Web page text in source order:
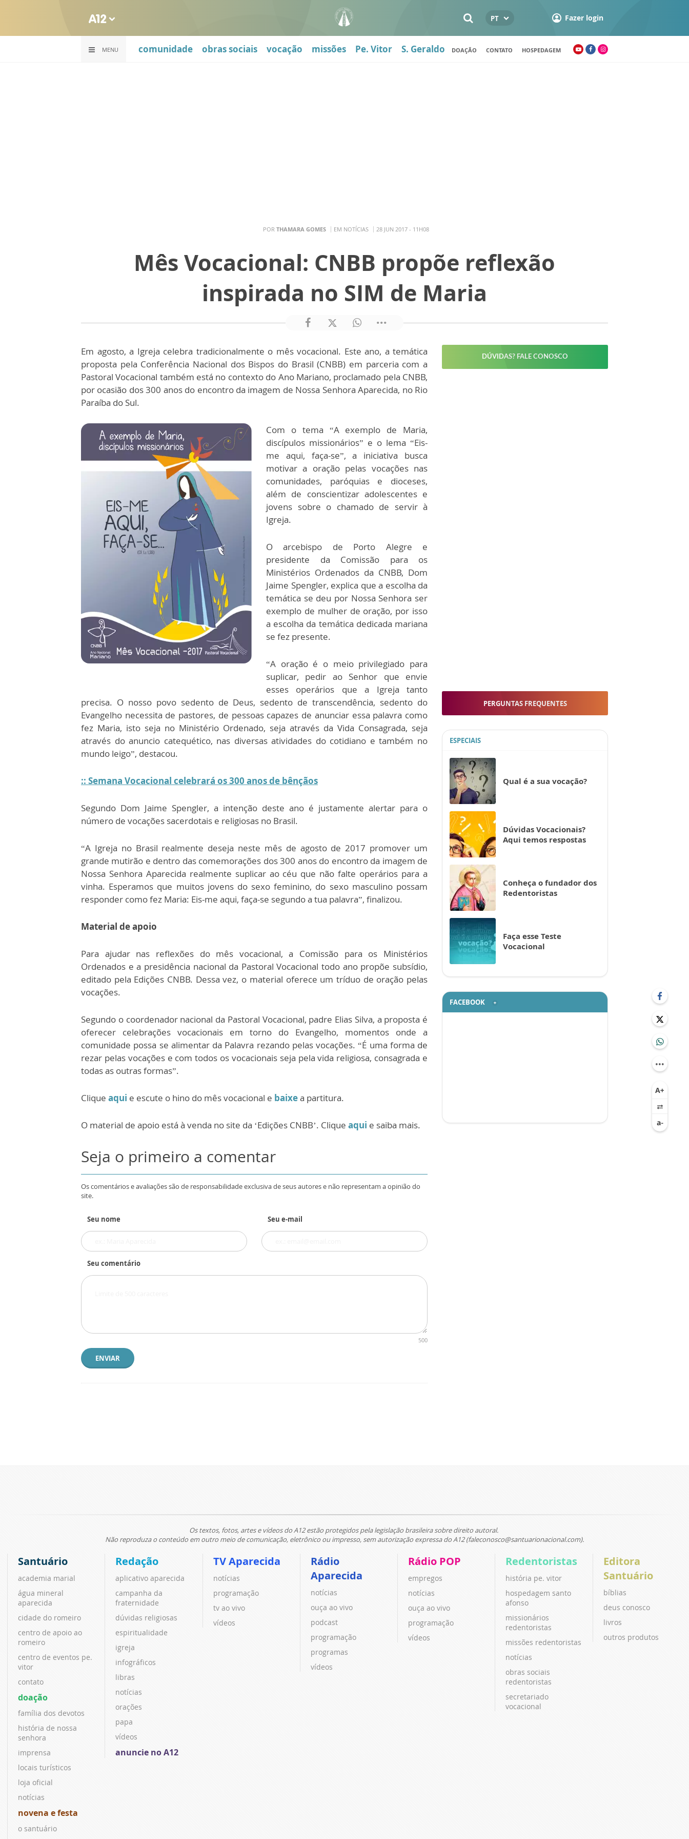
PT Fazer login
MENU comunidade obras sociais vocação missões Pe. Vitor S. Geraldo DOAÇÃO CONTATO HOSPEDAGEM
POR THAMARA GOMES EM NOTÍCIAS 28 JUN 2017 - 11H08
Mês Vocacional: CNBB propõe reflexão
inspirada no SIM de Maria
Em agosto, a Igreja celebra tradicionalmente o mês vocacional. Este ano, a temática
proposta pela Conferência Nacional dos Bispos do Brasil (CNBB) em parceria com a
Pastoral Vocacional também está no contexto do Ano Mariano, proclamado pela CNBB,
por ocasião dos 300 anos do encontro da imagem de Nossa Senhora Aparecida, no Rio
Paraíba do Sul.
Com o tema “A exemplo de Maria,
discípulos missionários” e o lema “Eis-
me aqui, faça-se”, a iniciativa busca
motivar a oração pelas vocações nas
comunidades, paróquias e dioceses,
além de conscientizar adolescentes e
jovens sobre o chamado de servir à
Igreja.
O arcebispo de Porto Alegre e
presidente da Comissão para os
Ministérios Ordenados da CNBB, Dom
Jaime Spengler, explica que a escolha da
temática se deu por Nossa Senhora ser
exemplo de mulher de oração, por isso
a escolha da temática dedicada mariana
se fez presente.
“A oração é o meio privilegiado para
suplicar, pedir ao Senhor que envie
esses operários que a Igreja tanto
precisa. O nosso povo sedento de Deus, sedento de transcendência, sedento do
Evangelho necessita de pastores, de pessoas capazes de anunciar essa palavra como
fez Maria, isto seja no Ministério Ordenado, seja através da Vida Consagrada, seja
através do anuncio catequético, nas diversas atividades do cotidiano e também no
mundo leigo”, destacou.
:: Semana Vocacional celebrará os 300 anos de bênçãos
Segundo Dom Jaime Spengler, a intenção deste ano é justamente alertar para o
número de vocações sacerdotais e religiosas no Brasil.
“A Igreja no Brasil realmente deseja neste mês de agosto de 2017 promover um
grande mutirão e dentro das comemorações dos 300 anos do encontro da imagem de
Nossa Senhora Aparecida realmente suplicar ao céu que não falte operários para a
vinha. Esperamos que muitos jovens do sexo feminino, do sexo masculino possam
responder como fez Maria: Eis-me aqui, faça-se segundo a tua palavra”, finalizou.
Material de apoio
Para ajudar nas reflexões do mês vocacional, a Comissão para os Ministérios
Ordenados e a presidência nacional da Pastoral Vocacional todo ano propõe subsídio,
editado pela Edições CNBB. Dessa vez, o material oferece um tríduo de oração pelas
vocações.
Segundo o coordenador nacional da Pastoral Vocacional, padre Elias Silva, a proposta é
oferecer celebrações vocacionais em torno do Evangelho, momentos onde a
comunidade possa se alimentar da Palavra rezando pelas vocações. “É uma forma de
rezar pelas vocações e com todos os vocacionais seja pela vida religiosa, consagrada e
todas as outras formas”.
Clique aqui e escute o hino do mês vocacional e baixea partitura.
O material de apoio está à venda no site da ‘Edições CNBB’. Clique aqui e saiba mais.
Seja o primeiro a comentar
Os comentários e avaliações são de responsabilidade exclusiva de seus autores e não representam a opinião do
site.
Seu nome Seu e-mail
Seu comentário
500
ENVIAR
DÚVIDAS? FALE CONOSCO
PERGUNTAS FREQUENTES
ESPECIAIS
Qual é a sua vocação?
Dúvidas Vocacionais?
Aqui temos respostas
Conheça o fundador dos
Redentoristas
Faça esse Teste
Vocacional
FACEBOOK
Os textos, fotos, artes e vídeos do A12 estão protegidos pela legislação brasileira sobre direito autoral.
Não reproduza o conteúdo em outro meio de comunicação, eletrônico ou impresso, sem autorização expressa do A12 (faleconosco@santuarionacional.com).
Santuário
academia marial
água mineral
aparecida
cidade do romeiro
centro de apoio ao
romeiro
centro de eventos pe.
vitor
contato
doação
família dos devotos
história de nossa
senhora
imprensa
locais turísticos
loja oficial
notícias
novena e festa
o santuário
Redação
aplicativo aparecida
campanha da
fraternidade
dúvidas religiosas
espiritualidade
igreja
infográficos
libras
notícias
orações
papa
vídeos
anuncie no A12
TV Aparecida
notícias
programação
tv ao vivo
vídeos
Rádio
Aparecida
notícias
ouça ao vivo
podcast
programação
programas
vídeos
Rádio POP
empregos
notícias
ouça ao vivo
programação
vídeos
Redentoristas
história pe. vitor
hospedagem santo
afonso
missionários
redentoristas
missões redentoristas
notícias
obras sociais
redentoristas
secretariado
vocacional
Editora
Santuário
bíblias
deus conosco
livros
outros produtos